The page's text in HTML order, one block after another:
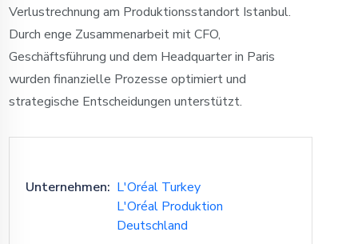
Verlustrechnung am Produktionsstandort Istanbul.
Durch enge Zusammenarbeit mit CFO,
Geschäftsführung und dem Headquarter in Paris
wurden finanzielle Prozesse optimiert und
strategische Entscheidungen unterstützt.
Unternehmen: L'Oréal Turkey
L'Oréal Produktion
Deutschland